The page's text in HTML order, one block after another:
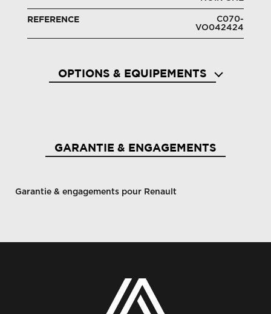
REFERENCE
C070-
VO042424
OPTIONS & EQUIPEMENTS
GARANTIE & ENGAGEMENTS
Garantie & engagements pour Renault